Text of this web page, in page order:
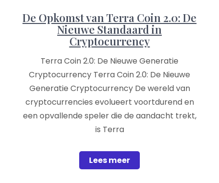
De Opkomst van Terra Coin 2.0: De
Nieuwe Standaard in
Cryptocurrency
Terra Coin 2.0: De Nieuwe Generatie
Cryptocurrency Terra Coin 2.0: De Nieuwe
Generatie Cryptocurrency De wereld van
cryptocurrencies evolueert voortdurend en
een opvallende speler die de aandacht trekt,
is Terra
Lees meer